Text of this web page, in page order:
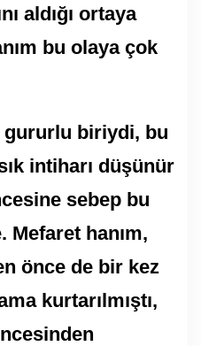
aldığı ortaya
bu olaya çok
gururlu biriydi, bu
intiharı düşünür
sebep bu
Mefaret hanım,
önce de bir kez
kurtarılmıştı,